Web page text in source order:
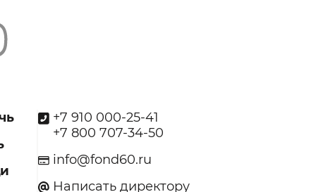
+7 910 000-25-41
+7 800 707-34-50
info@fond60.ru
Написать директору